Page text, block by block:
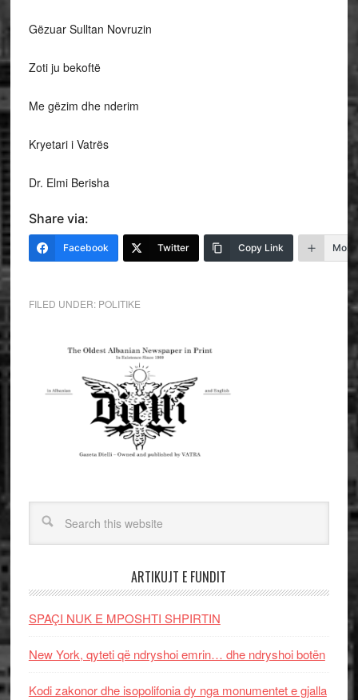
Gëzuar Sulltan Novruzin
Zoti ju bekoftë
Me gëzim dhe nderim
Kryetari i Vatrës
Dr. Elmi Berisha
Share via:
Facebook Twitter Copy Link More
FILED UNDER: POLITIKE
ARTIKUJT E FUNDIT
SPAÇI NUK E MPOSHTI SHPIRTIN
New York, qyteti që ndryshoi emrin… dhe ndryshoi botën
Kodi zakonor dhe isopolifonia dy nga monumentet e gjalla